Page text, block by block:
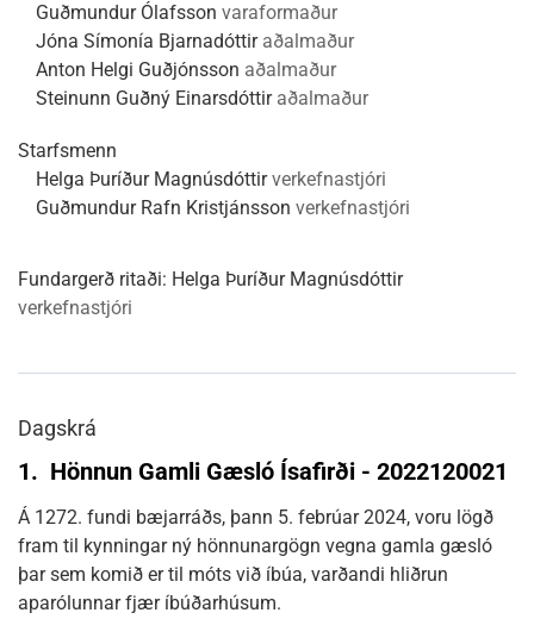
Guðmundur Ólafsson varaformaður
Jóna Símonía Bjarnadóttir aðalmaður
Anton Helgi Guðjónsson aðalmaður
Steinunn Guðný Einarsdóttir aðalmaður
Starfsmenn
Helga Þuríður Magnúsdóttir verkefnastjóri
Guðmundur Rafn Kristjánsson verkefnastjóri
Fundargerð ritaði: Helga Þuríður Magnúsdóttir
verkefnastjóri
Dagskrá
1. Hönnun Gamli Gæsló Ísafirði - 2022120021
Á 1272. fundi bæjarráðs, þann 5. febrúar 2024, voru lögð
fram til kynningar ný hönnunargögn vegna gamla gæsló
þar sem komið er til móts við íbúa, varðandi hliðrun
aparólunnar fjær íbúðarhúsum.